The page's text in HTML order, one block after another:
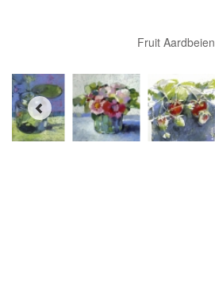
Fruit Aardbeien